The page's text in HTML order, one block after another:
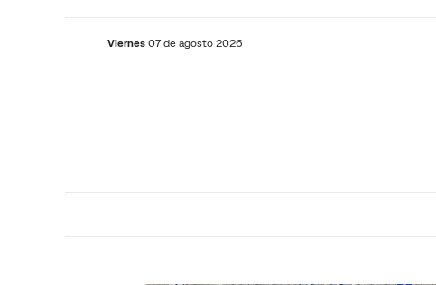
Viernes 07 de agosto 2026